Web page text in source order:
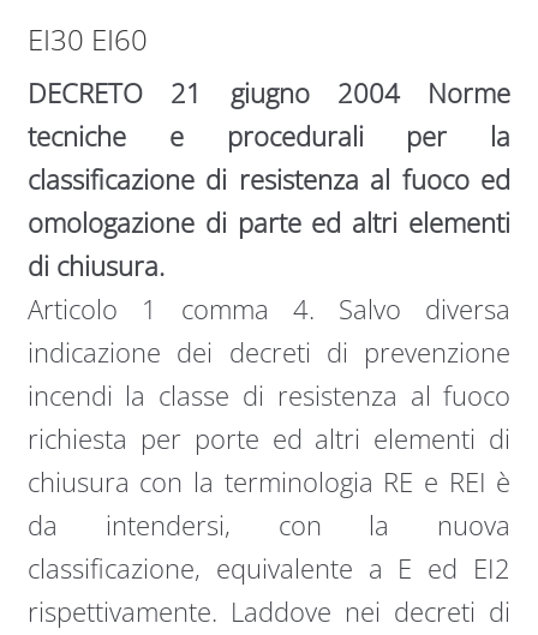
EI30 EI60
DECRETO 21 giugno 2004 Norme
tecniche e procedurali per la
classificazione di resistenza al fuoco ed
omologazione di parte ed altri elementi
di chiusura.
Articolo 1 comma 4. Salvo diversa
indicazione dei decreti di prevenzione
incendi la classe di resistenza al fuoco
richiesta per porte ed altri elementi di
chiusura con la terminologia RE e REI è
da intendersi, con la nuova
classificazione, equivalente a E ed EI2
rispettivamente. Laddove nei decreti di